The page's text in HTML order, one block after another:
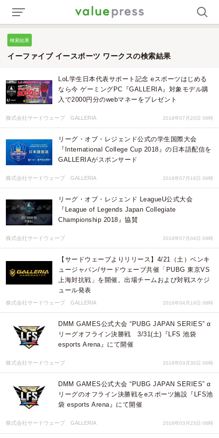
検索結果
イーファイブ イースポーツ ワークスの検索結果
LoL学生日本代表サポート記念 eスポーツはじめる
なら今 ゲーミングPC『GALLERIA』対象モデル購
入で2000円分のwebマネーをプレゼント
株式会社サードウェーブ GALLERIA 2018年07月20日 06時
リーグ・オブ・レジェンド公式の学生国際大会
『International College Cup 2018』の日本語配信を
GALLERIAがスポンサード
株式会社サードウェーブ GALLERIA 2018年07月18日 06時
リーグ・オブ・レジェンド LeagueU公式大会
『League of Legends Japan Collegiate
Championship 2018』協賛
株式会社サードウェーブ 2018年07月04日 09時
【サードウェーブよりリリース】4/21（土）ベンキ
ュージャパン/サードウェーブ共催「PUBG 東京VS
上海対抗戦」を開催。出場チームおよび対戦スケジ
ュール発表
株式会社サードウェーブ GALLERIA 2018年04月19日 08時
DMM GAMES公式大会 “PUBG JAPAN SERIES” α
リーグオフライン決勝戦 3/31(土)『LFS 池袋
esports Arena』にて開催
株式会社サードウェーブ 2018年03月30日 06時
DMM GAMES公式大会 “PUBG JAPAN SERIES” α
リーグのオフライン決勝戦をeスポーツ施設『LFS池
袋 esports Arena』にて開催
株式会社サードウェーブ GALLERIA 2018年03月23日 06時